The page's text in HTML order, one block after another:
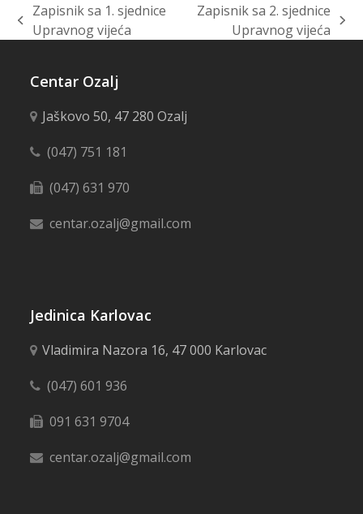
previous
Zapisnik sa 1. sjednice
Upravnog vijeća
Zapisnik sa 2. sjednice
Upravnog vijeća
Centar Ozalj
Jaškovo 50, 47 280 Ozalj
(047) 751 181
(047) 631 970
centar.ozalj@gmail.com
Jedinica Karlovac
Vladimira Nazora 16, 47 000 Karlovac
(047) 601 936
091 631 9704
centar.ozalj@gmail.com